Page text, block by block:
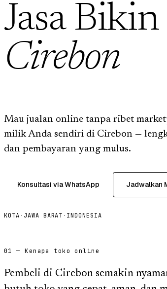
Jasa
Cirebon
Mau jualan online tanpa ribet
milik Anda sendiri di Cirebon —
dan pembayaran yang mulus.
Konsultasi via WhatsApp Jadwalkan
KOTA · JAWA BARAT · INDONESIA
01 — Kenapa toko online
Pembeli di Cirebon semakin